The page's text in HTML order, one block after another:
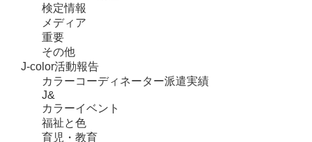
検定情報
メディア
重要
その他
J-color活動報告
カラーコーディネーター派遣実績
J&
カラーイベント
福祉と色
育児・教育